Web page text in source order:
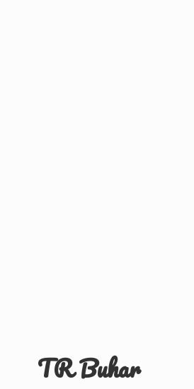
TR Buhar